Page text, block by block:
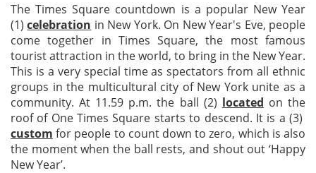
The Times Square countdown is a popular New Year
(1)celebration in New York. On New Year's Eve, people
come together in Times Square, the most famous
tourist attraction in the world, to bring in the New Year.
This is a very special time as spectators from all ethnic
groups in the multicultural city of New York unite as a
community. At 11.59 p.m. the ball (2) located on the
roof of One Times Square starts to descend. It is a (3)
custom for people to count down to zero, which is also
the moment when the ball rests, and shout out ‘Happy
New Year’.